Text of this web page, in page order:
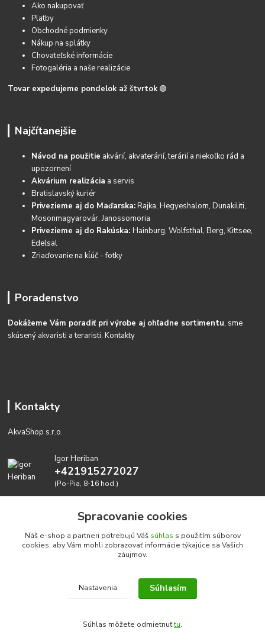
Ako nakupovať
Platby
Obchodné podmienky
Nákup na splátky
Chovateľské informácie
Fotogaléria a naše realizácie
Tovar expedujeme pondelok až štvrtok 🟢
Najčítanejšie
Návod na použitie akvárií, akvaterárií, terárií a niekoľko rád a
upozornení
Akvárium realizácia a servis
Bratislavský kuriér
Privezieme aj do Maďarska:Rajka, Hegyeshalom, Dunakiliti,
Mosonmagyarovár, Janossomoria
Privezieme aj do Rakúska:Hainburg, Wolfsthal, Berg, Kittsee,
Edelsal
Zriaďovanie na kĺúč - fotky
Poradenstvo
Dokážeme Vám poradiť pri výrobe aj ohľadne sortimentu, sme
skúsený akvaristi a teraristi.Kontakty
Kontakty
AkvaShop s.r.o.
Igor Heriban
+421915272027
(Po-Pia, 8-16 hod.)
Realizujeme prírodné akvária: AkvaShop s.r.o. • IBAN:
SK3911000000002947087849
Spracovanie cookies
Náš e-shop a partneri potrebujú Váš súhlas s použitím súborov
cookies, aby Vám mohli zobrazovať informácie týkajúce sa Vašich
záujmov.
Nastavenia Súhlasím
Súhlas môžete odmietnuťtu.